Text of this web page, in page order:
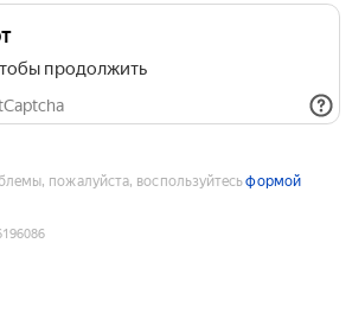
продолжить
пожалуйста, воспользуйтесьформой